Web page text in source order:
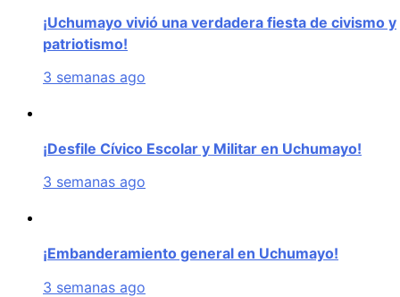
¡Uchumayo vivió una verdadera fiesta de civismo y
patriotismo!
3 semanas ago
¡Desfile Cívico Escolar y Militar en Uchumayo!
3 semanas ago
¡Embanderamiento general en Uchumayo!
3 semanas ago